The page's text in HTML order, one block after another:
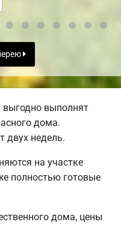
выполнят
дома.
двух недель.
на участке
полностью готовые
дома, цены